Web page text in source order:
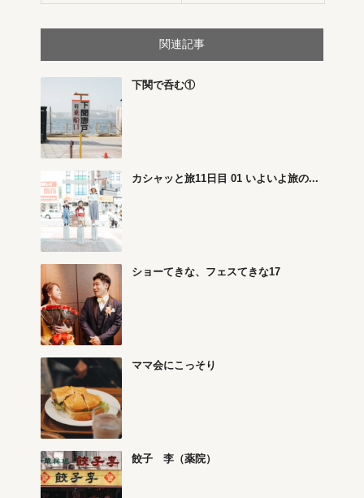
関連記事
下関で呑む①
カシャッと旅11日目 01 いよいよ旅の...
ショーてきな、フェスてきな17
ママ会にこっそり
餃子 李（薬院）